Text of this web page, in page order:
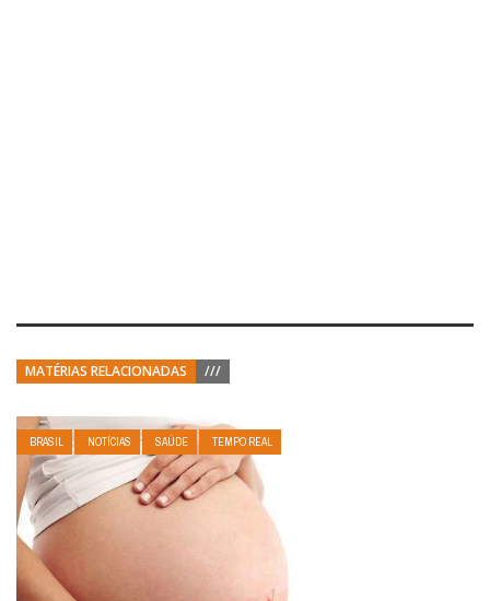
MATÉRIAS RELACIONADAS ///
BRASIL NOTÍCIAS SAÚDE TEMPO REAL